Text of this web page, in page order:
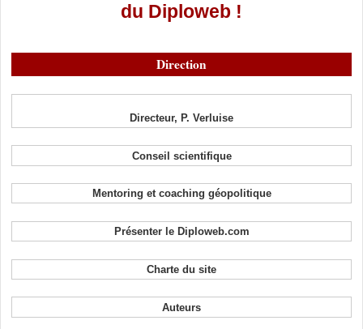
du Diploweb !
Direction
Directeur, P. Verluise
Conseil scientifique
Mentoring et coaching géopolitique
Présenter le Diploweb.com
Charte du site
Auteurs